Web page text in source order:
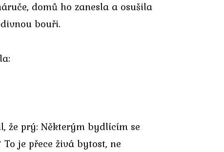
domů ho zanesla a osušila
bouři.
že prý: Některým bydlícím se
je přece živá bytost, ne